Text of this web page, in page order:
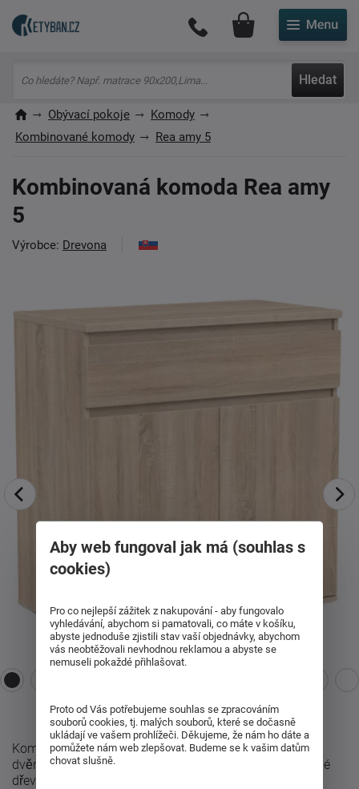
Hledat
Můj účet
Obývací pokoje
Komody
Kombinované komody
Rea amy 5
Kombinovaná komoda Rea amy
5
Výrobce: Drevona
Kombinovaná komoda Rea amy 5 s jednou zásuvkou a
dvěma dvířky.Komoda je vyrobena z kvalitní laminované
dřevotřískové desky.Rozměry: šířka ...
Aby web fungoval jak má (souhlas s
cookies)
Pro co nejlepší zážitek z nakupování - aby fungovalo
vyhledávání, abychom si pamatovali, co máte v košíku,
abyste jednoduše zjistili stav vaší objednávky, abychom
vás neobtěžovali nevhodnou reklamou a abyste se
nemuseli pokaždé přihlašovat.
Proto od Vás potřebujeme souhlas se zpracováním
souborů cookies, tj. malých souborů, které se dočasně
ukládají ve vašem prohlížeči. Děkujeme, že nám ho dáte a
pomůžete nám web zlepšovat. Budeme se k vašim datům
chovat slušně.